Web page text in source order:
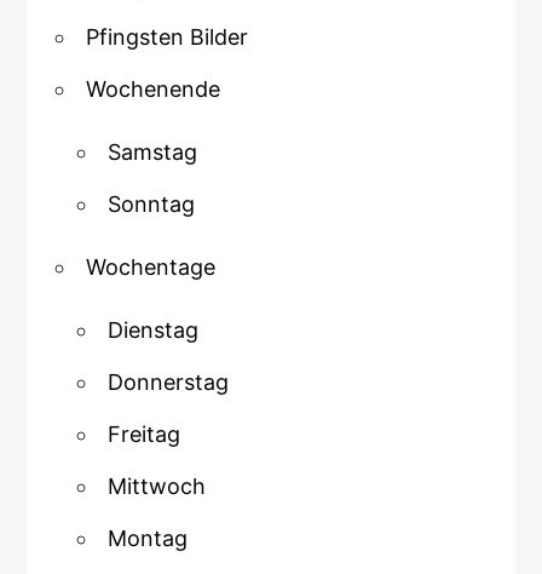
Pfingsten Bilder
Wochenende
Samstag
Sonntag
Wochentage
Dienstag
Donnerstag
Freitag
Mittwoch
Montag